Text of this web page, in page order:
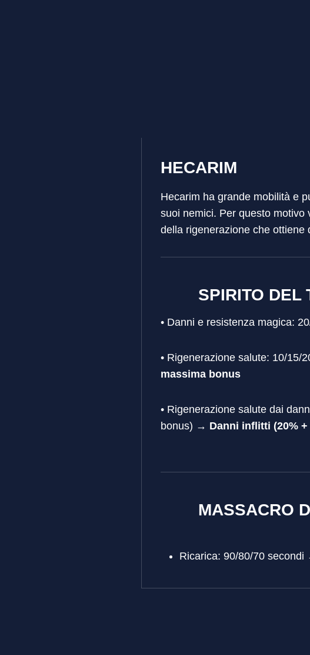
HECARIM
Hecarim ha grande mobilità e
suoi nemici. Per questo
della rigenerazione che ottiene
SPIRITO DEL
• Danni e resistenza magica:
• Rigenerazione salute: 10/15/
massima bonus
• Rigenerazione salute dai
bonus) → Danni inflitti (20%
MASSACRO
Ricarica: 90/80/70 secondi